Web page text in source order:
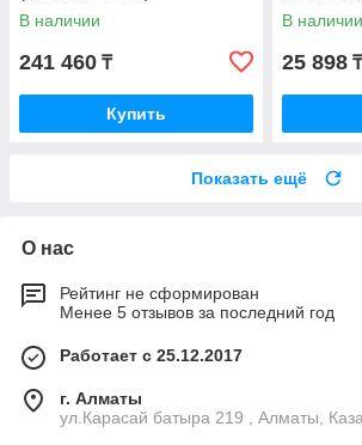
В наличии
241 460 ₸
Купить
В наличии
25 898 ₸
Показать ещё
О нас
Рейтинг не сформирован
Менее 5 отзывов за последний год
Работает с 25.12.2017
г. Алматы
ул.Карасай батыра 219 , Алматы,